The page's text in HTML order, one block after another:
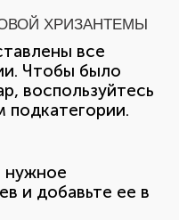
ХРИЗАНТЕМЫ
все
Чтобы было
воспользуйтесь
нужное
и добавьте ее в